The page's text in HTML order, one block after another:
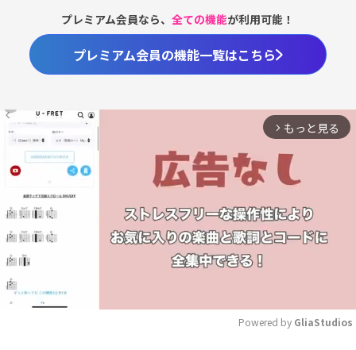
プレミアム会員なら、全ての機能が利用可能！
プレミアム会員の機能一覧はこちら
arrow_forward_ios もっと見る
Powered by GliaStudios